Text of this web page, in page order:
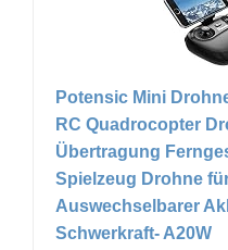
Potensic Mini
RC Quadrocopter
Übertragung
Spielzeug Drohne
Auswechselbarer
Schwerkraft- A20W